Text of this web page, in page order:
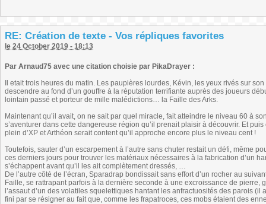
RE: Création de texte - Vos répliques favorites
le 24 October 2019 - 18:13
Par Arnaud75 avec une citation choisie par PikaDrayer :
Il etait trois heures du matin. Les paupières lourdes, Kévin, les yeux rivés sur
descendre au fond d’un gouffre à la réputation terrifiante auprès des joueurs
lointain passé et porteur de mille malédictions… la Faille des Arks.
Maintenant qu’il avait, on ne sait par quel miracle, fait atteindre le niveau 60 à
s’aventurer dans cette dangereuse région qu’il prenait plaisir à découvrir. Et
plein d’XP et Arthéon serait content qu’il approche encore plus le niveau cent !
Toutefois, sauter d’un escarpement à l’autre sans chuter restait un défi, même
ces derniers jours pour trouver les matériaux nécessaires à la fabrication d’un
s’échappent avant qu’il les ait complètement dressés, …
De l’autre côté de l’écran, Sparadrap bondissait sans effort d’un rocher au
Faille, se rattrapant parfois à la dernière seconde à une excroissance de
l’assaut d’un des volatiles squelettiques hantant les anfractuosités des parois
fini par se résigner au fait que, comme les frapatroces, ces mobs étaient des